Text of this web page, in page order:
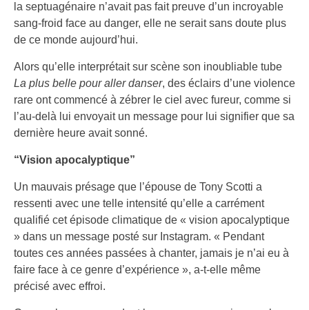
la septuagénaire n’avait pas fait preuve d’un incroyable
sang-froid face au danger, elle ne serait sans doute plus
de ce monde aujourd’hui.
Alors qu’elle interprétait sur scène son inoubliable tube
La plus belle pour aller danser, des éclairs d’une violence
rare ont commencé à zébrer le ciel avec fureur, comme si
l’au-delà lui envoyait un message pour lui signifier que sa
dernière heure avait sonné.
“Vision apocalyptique”
Un mauvais présage que l’épouse de Tony Scotti a
ressenti avec une telle intensité qu’elle a carrément
qualifié cet épisode climatique de « vision apocalyptique
» dans un message posté sur Instagram. « Pendant
toutes ces années passées à chanter, jamais je n’ai eu à
faire face à ce genre d’expérience », a-t-elle même
précisé avec effroi.